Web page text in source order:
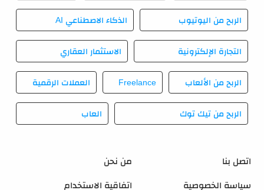
اتصل بنا من نحن
سياسة الخصوصية اتفاقية الاستخدام
الربح من اليوتيوب الذكاء الاصطناعي AI
التجارة الإلكترونية الاستثمار العقاري
الربح من الألعاب Freelance العملات الرقمية
الربح من تيك توك العاب